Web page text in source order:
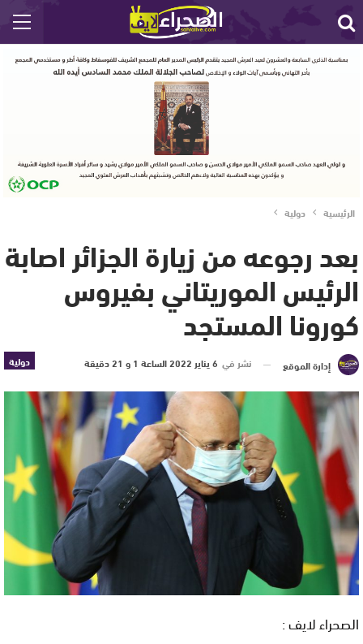
الرئيسية دولية
بعد رجوعه من زيارة الجزائر اصابة
الرئيس الموريتاني بفيروس
كورونا المستجد
دولية إدارة الموقع نشر في 6 يناير 2022 الساعة 1 و 21 دقيقة
الصحراء لايف :